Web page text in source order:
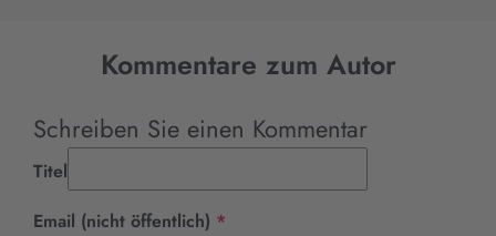
Kommentare zum Autor
Schreiben Sie einen Kommentar
Titel
Email (nicht öffentlich) *